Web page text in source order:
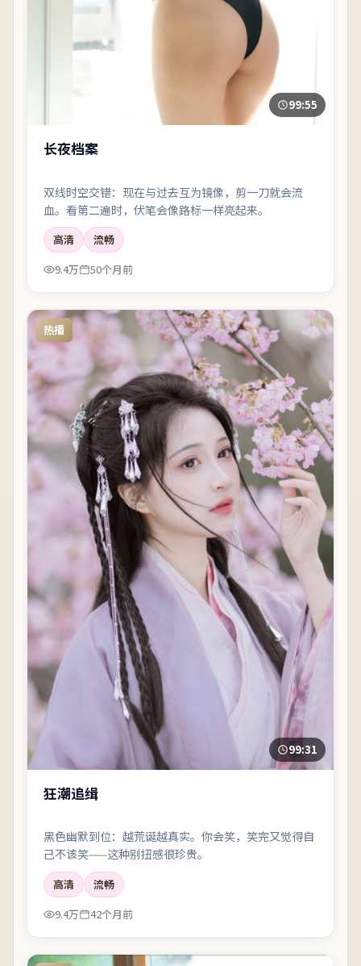
99:55
长夜档案
双线时空交错：现在与过去互为镜像，剪一刀就会流
血。看第二遍时，伏笔会像路标一样亮起来。
高清
流畅
9.4万
50个月前
热播
99:31
狂潮追缉
黑色幽默到位：越荒诞越真实。你会笑，笑完又觉得自
己不该笑——这种别扭感很珍贵。
高清
流畅
9.4万
42个月前